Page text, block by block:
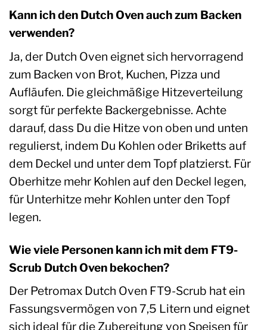
Kann ich den Dutch Oven auch zum Backen
verwenden?
Ja, der Dutch Oven eignet sich hervorragend
zum Backen von Brot, Kuchen, Pizza und
Aufläufen. Die gleichmäßige Hitzeverteilung
sorgt für perfekte Backergebnisse. Achte
darauf, dass Du die Hitze von oben und unten
regulierst, indem Du Kohlen oder Briketts auf
dem Deckel und unter dem Topf platzierst. Für
Oberhitze mehr Kohlen auf den Deckel legen,
für Unterhitze mehr Kohlen unter den Topf
legen.
Wie viele Personen kann ich mit dem FT9-
Scrub Dutch Oven bekochen?
Der Petromax Dutch Oven FT9-Scrub hat ein
Fassungsvermögen von 7,5 Litern und eignet
sich ideal für die Zubereitung von Speisen für